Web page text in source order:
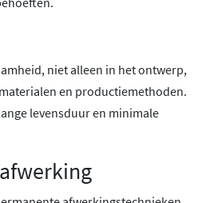
niet alleen in het ontwerp,
en productiemethoden.
levensduur en minimale